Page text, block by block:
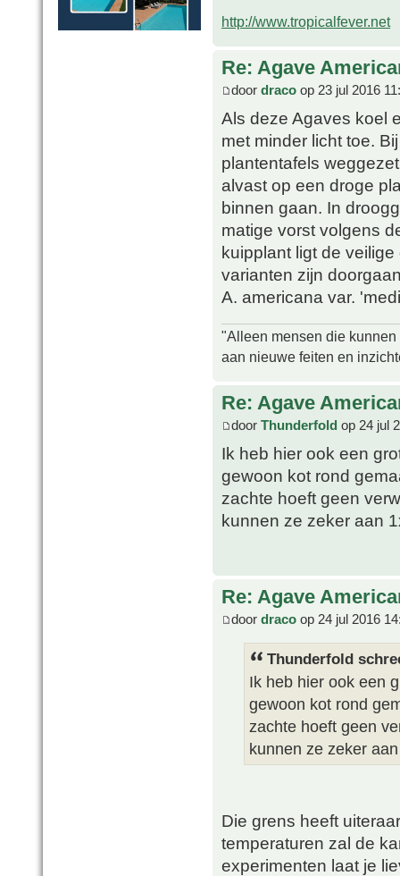
http://www.tropicalfever.net
Re: Agave
door draco op 23 jul 2016
Als deze Agaves koel
met minder licht toe.
plantentafels
alvast op een droge
binnen gaan. In
matige vorst volgens
kuipplant ligt de
varianten zijn
A. americana var.
"Alleen mensen die
aan nieuwe feiten en
Re: Agave
door Thunderfold op 24 jul
Ik heb hier ook een
gewoon kot rond
zachte hoeft geen
kunnen ze zeker aan
Re: Agave
door draco op 24 jul 2016
Thunderfold
Ik heb hier ook een
gewoon kot rond
zachte hoeft geen
kunnen ze zeker
Die grens heeft
temperaturen zal de
experimenten laat je